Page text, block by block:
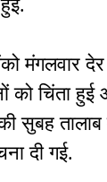
मंगलवार
को चिंता
सुबह
दी गई.